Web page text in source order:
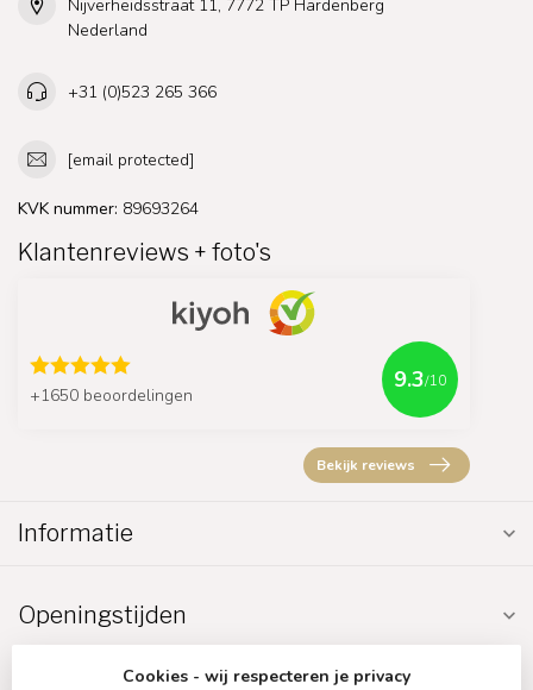
Nijverheidsstraat 11, 7772 TP Hardenberg
Nederland
+31 (0)523 265 366
[email protected]
KVK nummer: 89693264
Klantenreviews + foto's
+1650 beoordelingen
9.3/10
Bekijk reviews
Informatie
Openingstijden
Cookies - wij respecteren je privacy